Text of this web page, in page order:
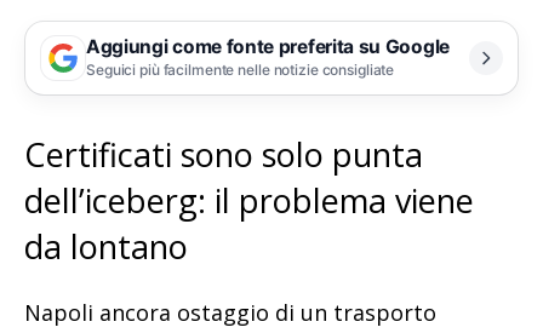
Aggiungi come fonte preferita su Google
Seguici più facilmente nelle notizie consigliate
Certificati sono solo punta
dell’iceberg: il problema viene
da lontano
Napoli ancora ostaggio di un trasporto